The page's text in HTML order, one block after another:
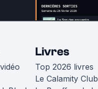
Livres
Top 2026 livres
Le Calamity Club